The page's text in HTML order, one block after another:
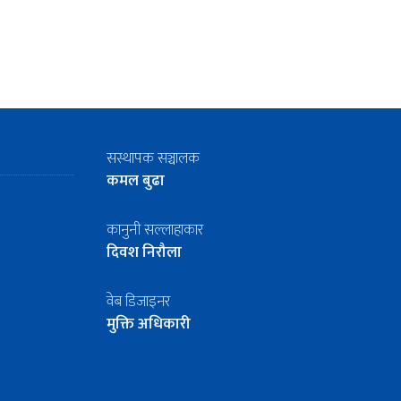
सस्थापक सञ्चालक
कमल बुढा
कानुनी सल्लाहाकार
दिवश निरौला
वेब डिजाइनर
मुक्ति अधिकारी